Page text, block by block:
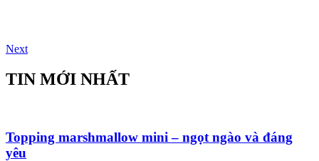
Next
TIN MỚI NHẤT
Topping marshmallow mini – ngọt ngào và đáng
yêu